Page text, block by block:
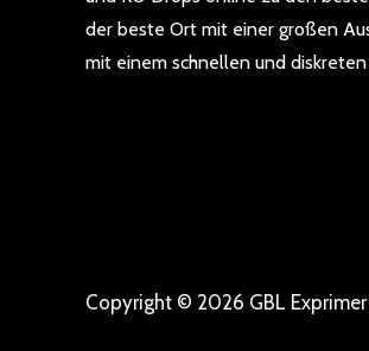
der beste Ort mit einer großen
mit einem schnellen und diskreten
Copyright © 2026 GBL